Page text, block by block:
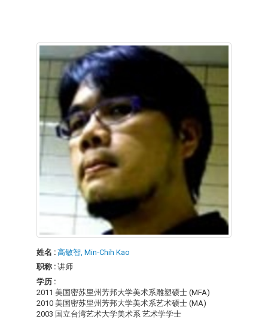
姓名 : 高敏智, Min-Chih Kao
职称 : 讲师
学历 :
2011 美国密苏里州芳邦大学美术系雕塑硕士 (MFA)
2010 美国密苏里州芳邦大学美术系艺术硕士 (MA)
2003 国立台湾艺术大学美术系 艺术学学士